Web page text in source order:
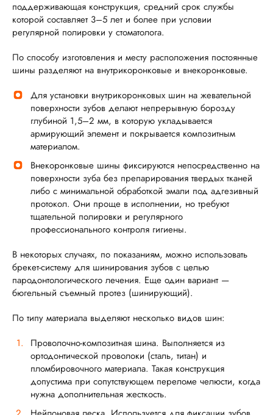
поддерживающая конструкция, средний срок службы
которой составляет 3–5 лет и более при условии
регулярной полировки у стоматолога.
По способу изготовления и месту расположения постоянные
шины разделяют на внутрикоронковые и внекоронковые.
Для установки внутрикоронковых шин на жевательной
поверхности зубов делают непрерывную борозду
глубиной 1,5–2 мм, в которую укладывается
армирующий элемент и покрывается композитным
материалом.
Внекоронковые шины фиксируются непосредственно на
поверхности зуба без препарирования твердых тканей
либо с минимальной обработкой эмали под адгезивный
протокол. Они проще в исполнении, но требуют
тщательной полировки и регулярного
профессионального контроля гигиены.
В некоторых случаях, по показаниям, можно использовать
брекет-систему для шинирования зубов с целью
пародонтологического лечения. Еще один вариант —
бюгельный съемный протез (шинирующий).
По типу материала выделяют несколько видов шин:
Проволочно-композитная шина. Выполняется из
ортодонтической проволоки (сталь, титан) и
пломбировочного материала. Такая конструкция
допустима при сопутствующем переломе челюсти, когда
нужна дополнительная жесткость.